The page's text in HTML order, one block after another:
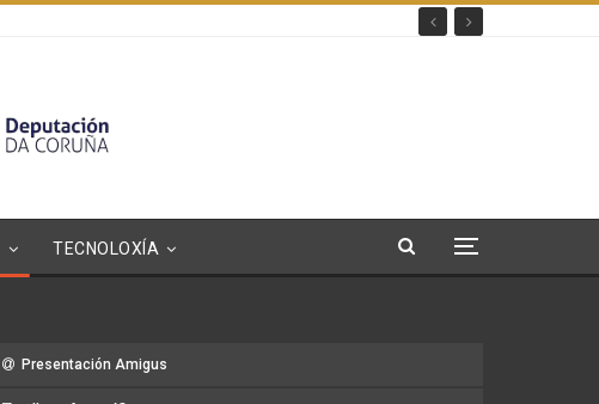
TECNOLOXÍA
Presentación Amigus